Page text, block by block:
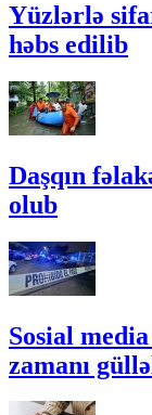
Yüzlərlə
həbs edilib
Daşqın
olub
Sosial
zamanı